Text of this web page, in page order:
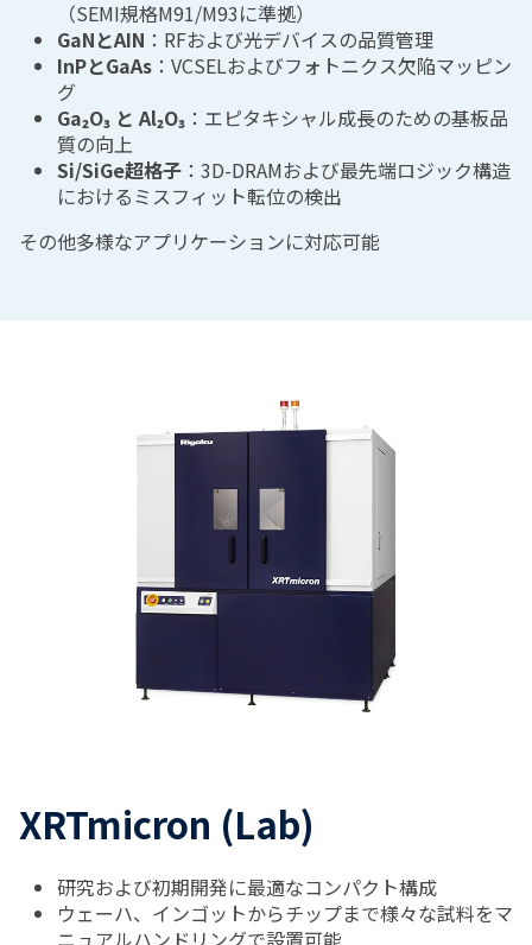
（SEMI規格M91/M93に準拠）
GaNとAIN ：RFおよび光デバイスの品質管理
InPとGaAs ：VCSELおよびフォトニクス欠陥マッピン
グ
Ga₂O₃ と Al₂O₃ ：エピタキシャル成長のための基板品
質の向上
Si/SiGe超格子 ：3D-DRAMおよび最先端ロジック構造
におけるミスフィット転位の検出
その他多様なアプリケーションに対応可能
XRTmicron (Lab)
研究および初期開発に最適なコンパクト構成
ウェーハ、インゴットからチップまで様々な試料をマ